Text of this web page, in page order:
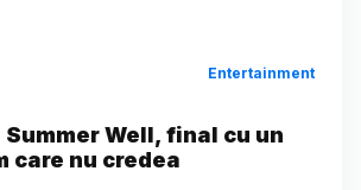
Entertainment
Summer Well, final cu un
care nu credea